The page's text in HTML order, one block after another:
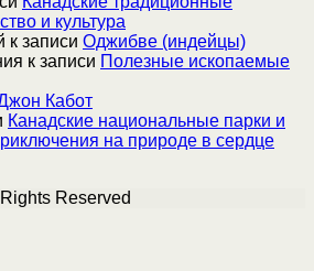
и культура
к записи Оджибве (индейцы)
к записи Полезные ископаемые
Кабот
Канадские национальные парки и
на природе в сердце
Rights Reserved